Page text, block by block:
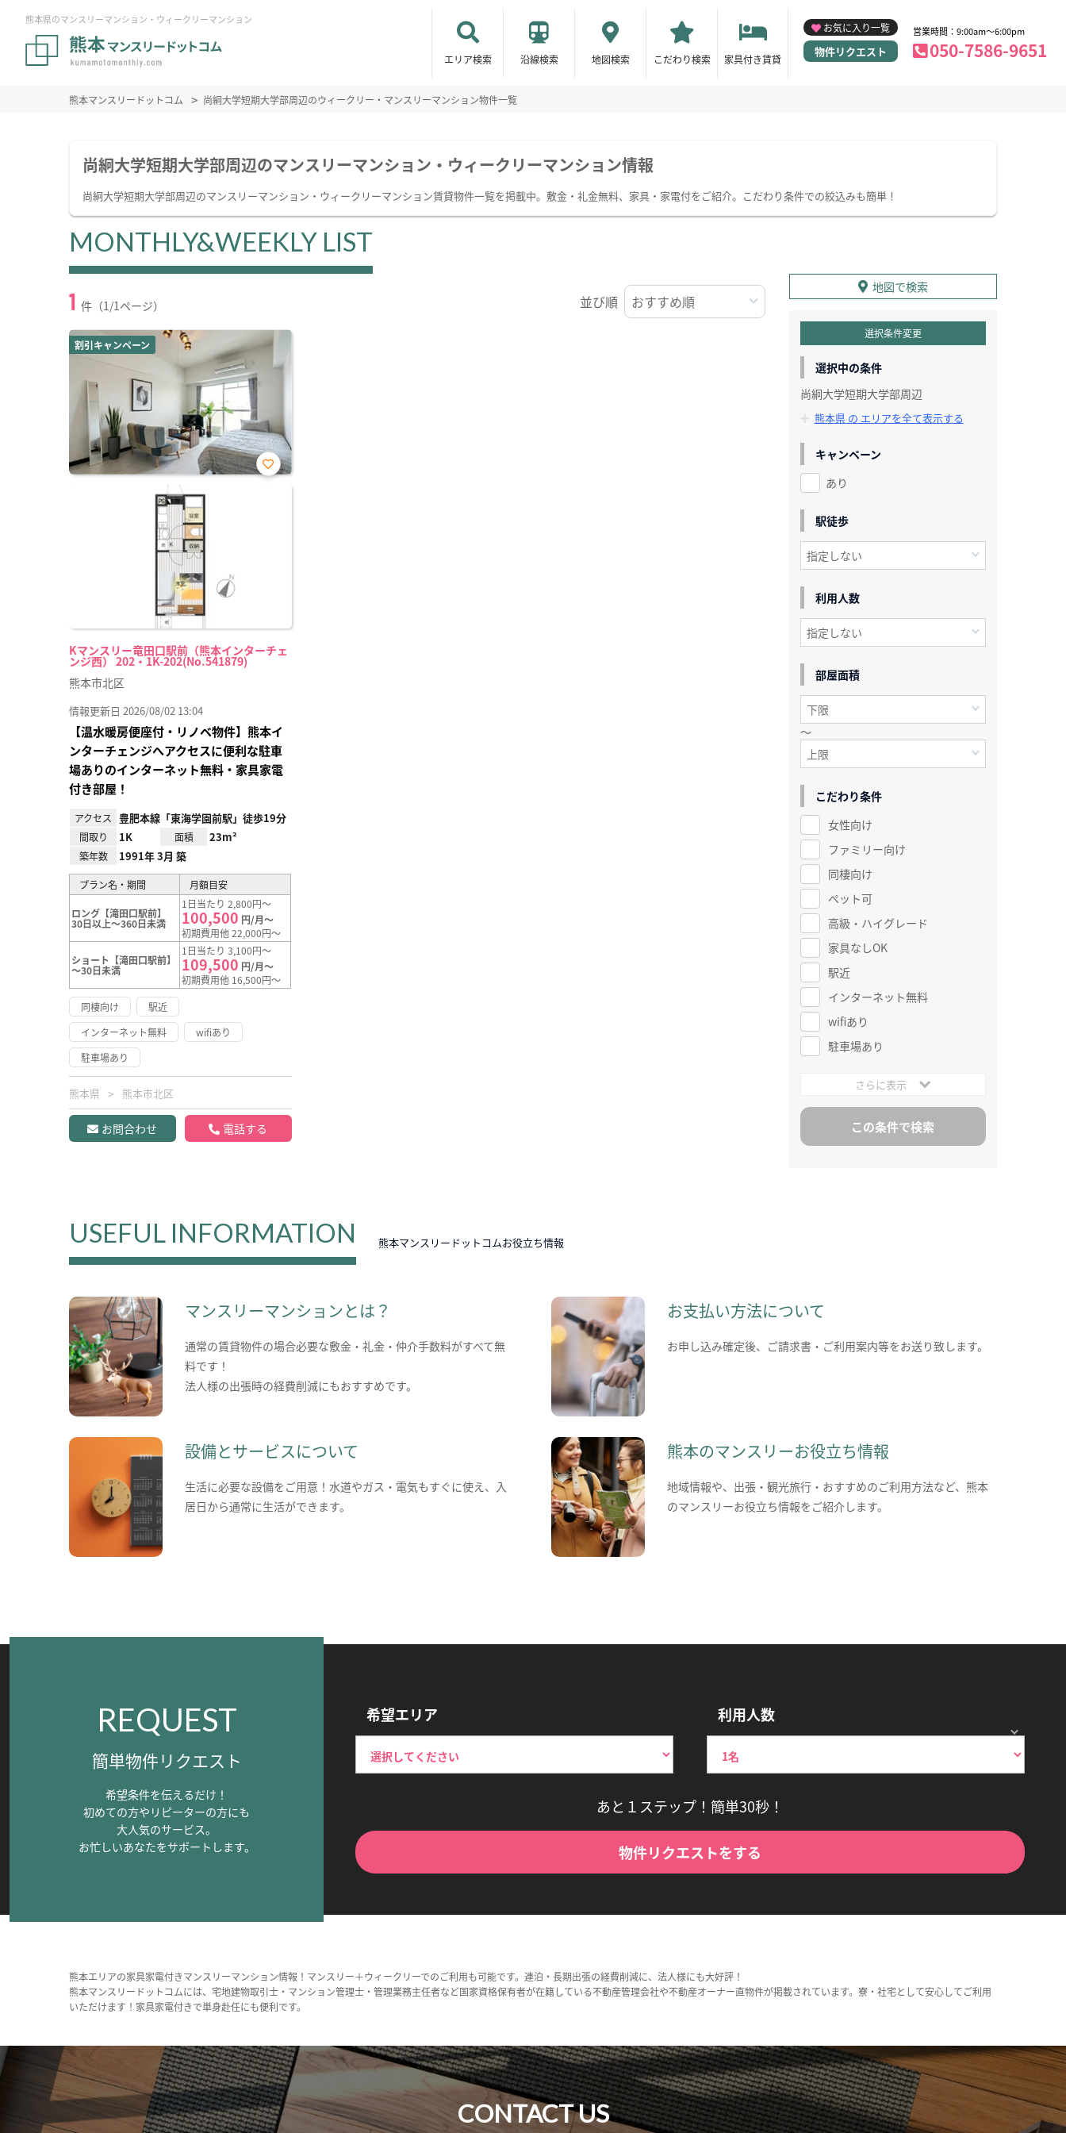
熊本県のマンスリーマンション・ウィークリーマンション
エリア検索 沿線検索 地図検索 こだわり検索 家具付き賃貸
お気に入り一覧
物件リクエスト
営業時間：9:00am～6:00pm
050-7586-9651
熊本マンスリードットコム 尚絅大学短期大学部周辺のウィークリー・マンスリーマンション物件一覧
尚絅大学短期大学部周辺のマンスリーマンション・ウィークリーマンション情報
尚絅大学短期大学部周辺のマンスリーマンション・ウィークリーマンション賃貸物件一覧を掲載中。敷金・礼金無料、家具・家電付をご紹介。こだわり条件での絞込みも簡単！
MONTHLY&WEEKLY LIST
1 件（1/1ページ） 並び順
割引キャンペーン
Kマンスリー竜田口駅前（熊本インターチェ
ンジ西） 202・1K-202(No.541879)
お気
熊本市北区
情報更新日 2026/08/02 13:04
【温水暖房便座付・リノベ物件】熊本イ
ンターチェンジへアクセスに便利な駐車
場ありのインターネット無料・家具家電
付き部屋！
アクセス 豊肥本線「東海学園前駅」徒歩19分
間取り 1K 面積 23m²
築年数 1991年 3月 築
プラン名・期間 月額目安
ロング【滝田口駅前】
30日以上～360日未満
1日当たり 2,800円～
100,500 円/月～
初期費用他 22,000円～
ショート【滝田口駅前】
～30日未満
1日当たり 3,100円～
109,500 円/月～
初期費用他 16,500円～
同棲向け
駅近
インターネット無料
wifiあり
駐車場あり
熊本県 熊本市北区
お問合わせ 電話する
地図で検索
選択条件変更
選択中の条件
尚絅大学短期大学部周辺
熊本県 の エリアを全て表示する
キャンペーン
あり
駅徒歩
利用人数
部屋面積
～
こだわり条件
女性向け
ファミリー向け
同棲向け
ペット可
高級・ハイグレード
家具なしOK
駅近
インターネット無料
wifiあり
駐車場あり
さらに表示
USEFUL INFORMATION 熊本マンスリードットコムお役立ち情報
マンスリーマンションとは？
通常の賃貸物件の場合必要な敷金・礼金・仲介手数料がすべて無
料です！
法人様の出張時の経費削減にもおすすめです。
お支払い方法について
お申し込み確定後、ご請求書・ご利用案内等をお送り致します。
設備とサービスについて
生活に必要な設備をご用意！水道やガス・電気もすぐに使え、入
居日から通常に生活ができます。
熊本のマンスリーお役立ち情報
地域情報や、出張・観光旅行・おすすめのご利用方法など、熊本
のマンスリーお役立ち情報をご紹介します。
REQUEST
簡単物件リクエスト
希望条件を伝えるだけ！
初めての方やリピーターの方にも
大人気のサービス。
お忙しいあなたをサポートします。
希望エリア 利用人数
あと１ステップ！簡単30秒！
物件リクエストをする
熊本エリアの家具家電付きマンスリーマンション情報！マンスリー＋ウィークリーでのご利用も可能です。連泊・長期出張の経費削減に、法人様にも大好評！
熊本マンスリードットコムには、宅地建物取引士・マンション管理士・管理業務主任者など国家資格保有者が在籍している不動産管理会社や不動産オーナー直物件が掲載されています。寮・社宅として安心してご利用
いただけます！家具家電付きで単身赴任にも便利です。
CONTACT US